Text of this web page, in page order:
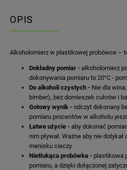
OPIS
Alkoholomierz w plastikowej probówce –
Dokładny pomiar - alkoholomierz
dokonywania pomiaru to 20°C -
Do alkoholi czystych - Nie dla
bimber), bez domieszek cukrów i
Gotowy wynik - odczyt dokonany
pomiaru procentów w alkoholu
Łatwe użycie - aby dokonać
nim pływał. Ważne aby nie
menisku cieczy.
Nietłukąca probówka - plastikowa
pomiaru, a dzięki dołączonej